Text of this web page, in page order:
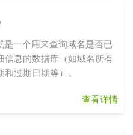
一个用来查询域名是否已
信息的数据库（如域名所有
过期日期等）。
查看详情